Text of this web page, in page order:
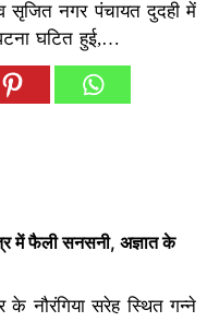
सृजित नगर पंचायत दुदही में
घटित हुई,…
में फैली सनसनी, अज्ञात के
नौरंगिया सरेह स्थित गन्ने